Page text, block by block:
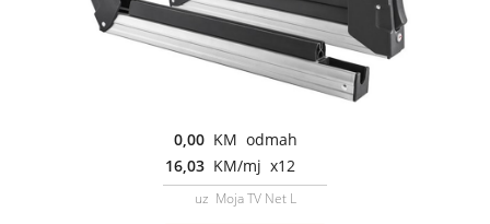
0,00 KM odmah
16,03 KM/mj x12
uz Moja TV Net L